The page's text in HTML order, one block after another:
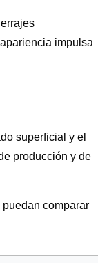
impulsa
superficial y el
producción y de
comparar